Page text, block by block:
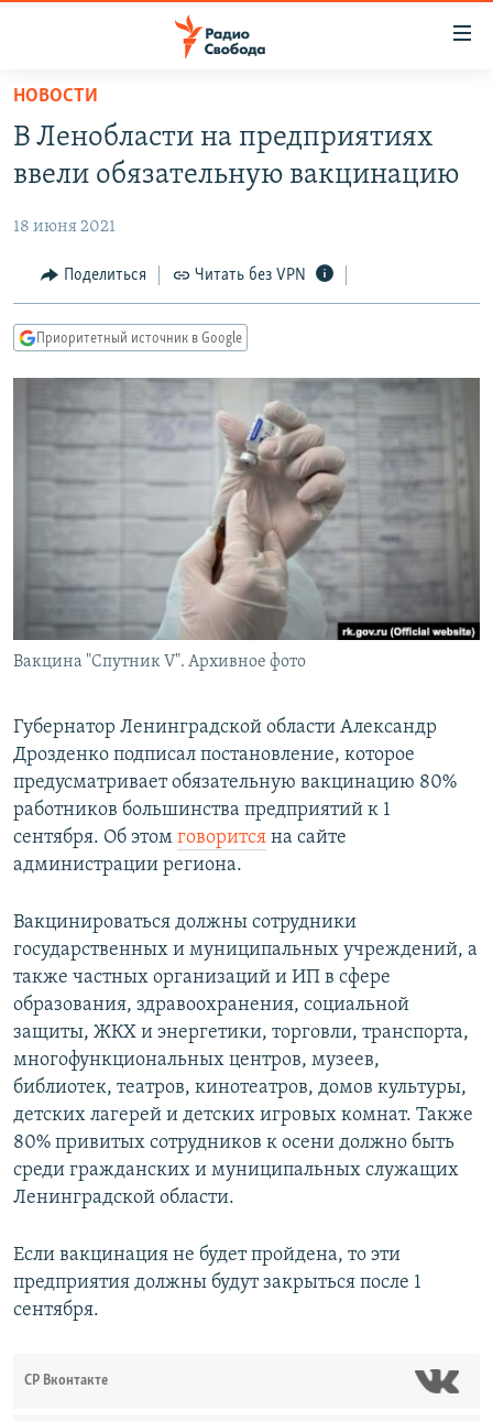
упрощенного
доступа
основному
Вернутся
главной
навигации
Вернутся
ПРОГРАММЫ
ПОДКАСТЫ
ЦИТАТЫ СВОБОДЫ
МНЕНИЯ
IDEL.РЕАЛИИ
КАВКАЗ.РЕАЛИИ
СИБИРЬ.РЕАЛИИ
РАСПИСАНИЕ ВЕЩАНИЯ
ПОДПИШИТЕСЬ НА РАССЫЛКУ
Все сайты РСЕ/РС
НОВОСТИ
В Ленобласти на предприятиях
ввели обязательную вакцинацию
18 июня 2021
Поделиться Читать без VPN
Приоритетный источник в Google
Вакцина "Спутник V". Архивное фото
Губернатор Ленинградской области Александр
Дрозденко подписал постановление, которое
предусматривает обязательную вакцинацию 80%
работников большинства предприятий к 1
сентября. Об этом говорится на сайте
администрации региона.
Вакцинироваться должны сотрудники
государственных и муниципальных учреждений, а
также частных организаций и ИП в сфере
образования, здравоохранения, социальной
защиты, ЖКХ и энергетики, торговли, транспорта,
многофункциональных центров, музеев,
библиотек, театров, кинотеатров, домов культуры,
детских лагерей и детских игровых комнат. Также
80% привитых сотрудников к осени должно быть
среди гражданских и муниципальных служащих
Ленинградской области.
Если вакцинация не будет пройдена, то эти
предприятия должны будут закрыться после 1
сентября.
СР Вконтакте